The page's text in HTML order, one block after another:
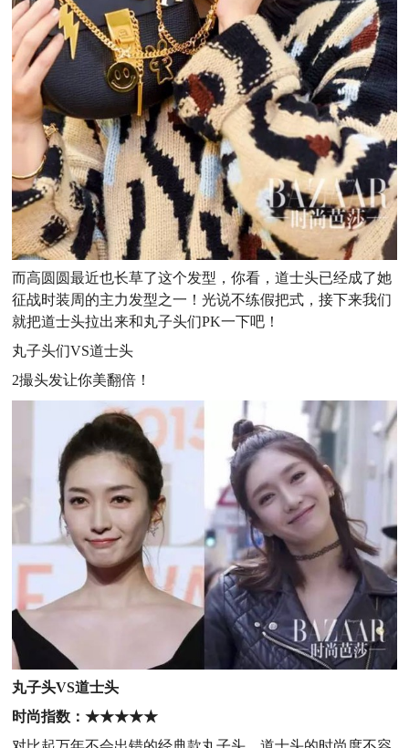
而高圆圆最近也长草了这个发型，你看，道士头已经成了她
征战时装周的主力发型之一！光说不练假把式，接下来我们
就把道士头拉出来和丸子头们PK一下吧！
丸子头们VS道士头
2撮头发让你美翻倍！
丸子头VS道士头
时尚指数：★★★★★